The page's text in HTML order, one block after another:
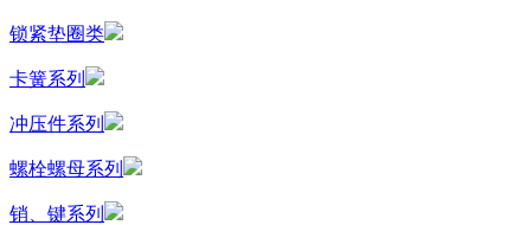
锁紧垫圈类
卡簧系列
冲压件系列
螺栓螺母系列
销、键系列